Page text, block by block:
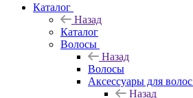
Каталог
Назад
Каталог
Волосы
Назад
Волосы
Аксессуары для волос
Назад